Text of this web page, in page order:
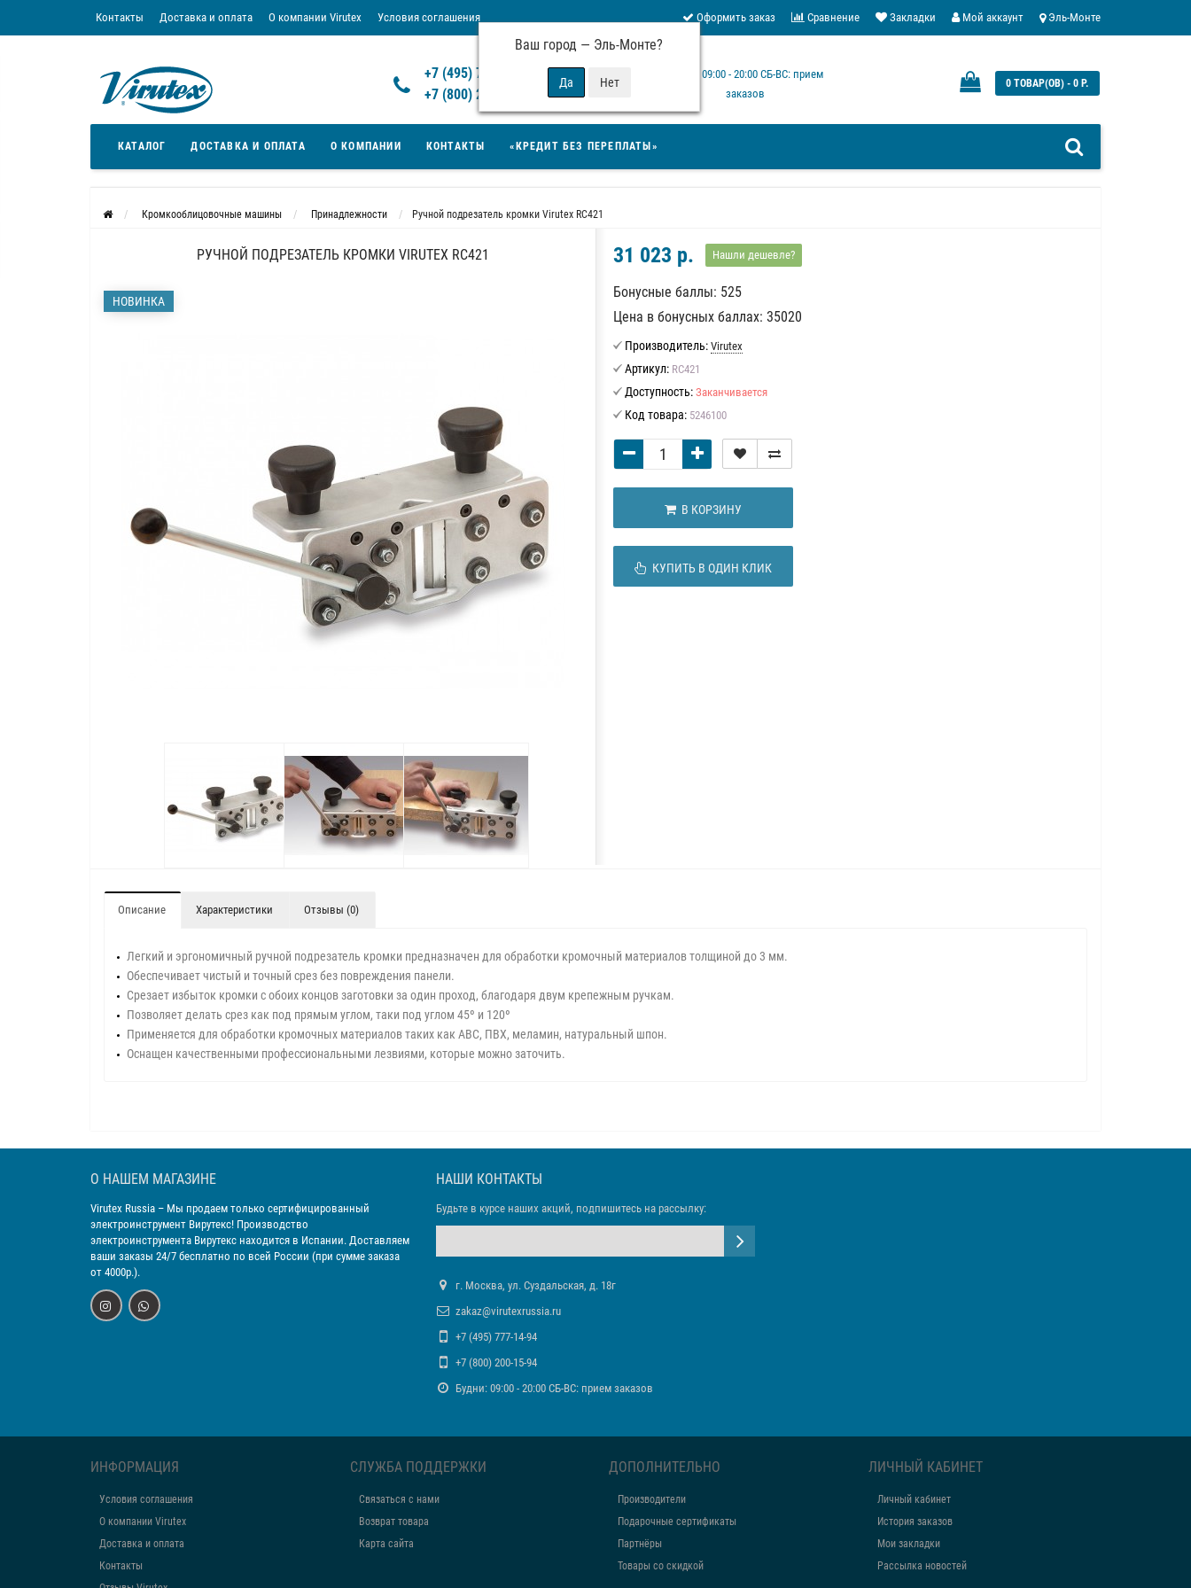
Условия соглашения
О компании Virutex
Доставка и оплата
Контакты
Условия возврата товара
Эль-Монте
Ваш город — Эль-Монте?
Мой аккаунт
Закладки
Сравнение
Оформить заказ
+7 (495) 777-14-94
+7 (800) 200-15-94
Будни: 09:00 - 20:00 СБ-ВС: прием
заказов
0 ТОВАР(ОВ) - 0 Р.
КАТАЛОГ ДОСТАВКА И ОПЛАТА О КОМПАНИИ КОНТАКТЫ «КРЕДИТ БЕЗ ПЕРЕПЛАТЫ»
Кромкооблицовочные машины Принадлежности Ручной подрезатель кромки Virutex RC421
РУЧНОЙ ПОДРЕЗАТЕЛЬ КРОМКИ VIRUTEX RC421
НОВИНКА
31 023 р. Нашли дешевле?
Бонусные баллы: 525
Цена в бонусных баллах: 35020
Производитель: Virutex
Артикул: RC421
Доступность: Заканчивается
Код товара: 5246100
В КОРЗИНУ
КУПИТЬ В ОДИН КЛИК
Описание Характеристики Отзывы (0)
Легкий и эргономичный ручной подрезатель кромки предназначен для обработки кромочный материалов толщиной до 3 мм.
Обеспечивает чистый и точный срез без повреждения панели.
Срезает избыток кромки с обоих концов заготовки за один проход, благодаря двум крепежным ручкам.
Позволяет делать срез как под прямым углом, таки под углом 45º и 120º
Применяется для обработки кромочных материалов таких как АВС, ПВХ, меламин, натуральный шпон.
Оснащен качественными профессиональными лезвиями, которые можно заточить.
О НАШЕМ МАГАЗИНЕ
Virutex Russia – Мы продаем только сертифицированный
электроинструмент Вирутекс! Производство
электроинструмента Вирутекс находится в Испании. Доставляем
ваши заказы 24/7 бесплатно по всей России (при сумме заказа
от 4000р.).
НАШИ КОНТАКТЫ
Будьте в курсе наших акций, подпишитесь на рассылку:
г. Москва, ул. Суздальская, д. 18г
zakaz@virutexrussia.ru
+7 (495) 777-14-94
+7 (800) 200-15-94
Будни: 09:00 - 20:00 СБ-ВС: прием заказов
ИНФОРМАЦИЯ
Условия соглашения
О компании Virutex
Доставка и оплата
Контакты
СЛУЖБА ПОДДЕРЖКИ
Связаться с нами
Возврат товара
Карта сайта
ДОПОЛНИТЕЛЬНО
Производители
Подарочные сертификаты
Партнёры
Товары со скидкой
ЛИЧНЫЙ КАБИНЕТ
Личный кабинет
История заказов
Мои закладки
Рассылка новостей